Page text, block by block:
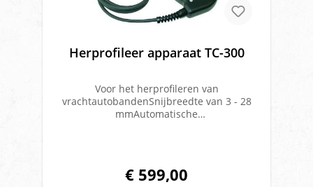
Herprofileer apparaat TC-300
Voor het herprofileren van
vrachtautobandenSnijbreedte van 3 - 28
mmAutomatische
overbrengingsysteem220 VoltExclusief
€ 599,00